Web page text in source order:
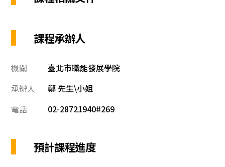
課程承辦人
機關
臺北市職能發展學院
承辦人
鄭 先生\小姐
電話
02-28721940#269
預計課程進度